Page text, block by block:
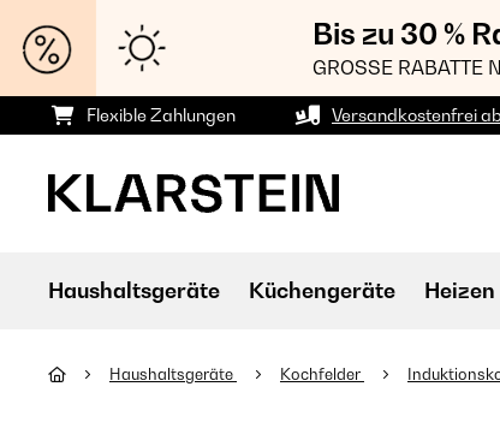
Bis zu 30 %
GROSSE RABATTE
Flexible Zahlungen Versandkostenfrei
Haushaltsgeräte Küchengeräte Heizen
Haushaltsgeräte Kochfelder